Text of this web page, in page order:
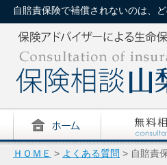
自賠責保険で補償されないのは、
ＨＯＭＥ > よくある質問 > 自賠責